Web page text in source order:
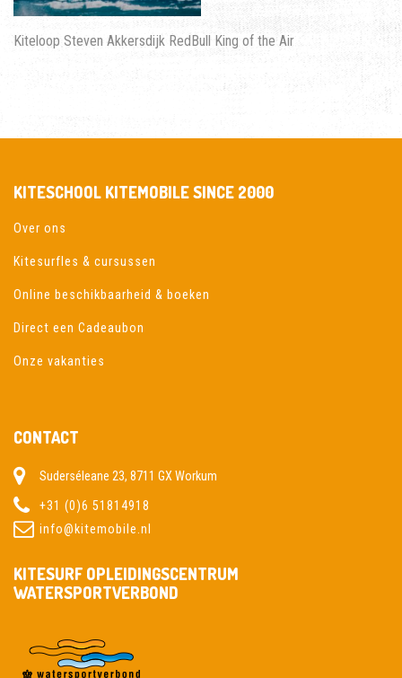
Kiteloop Steven Akkersdijk RedBull King of the Air
KITESCHOOL KITEMOBILE SINCE 2000
Over ons
Kitesurfles & cursussen
Online beschikbaarheid & boeken
Direct een Cadeaubon
Onze vakanties
CONTACT
Suderséleane 23, 8711 GX Workum
+31 (0)6 51814918
info@kitemobile.nl
KITESURF OPLEIDINGSCENTRUM
WATERSPORTVERBOND